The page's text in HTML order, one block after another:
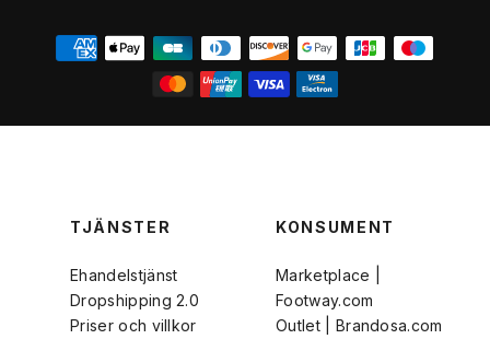
TJÄNSTER
Ehandelstjänst
Dropshipping 2.0
Priser och villkor
KONSUMENT
Marketplace |
Footway.com
Outlet | Brandosa.com